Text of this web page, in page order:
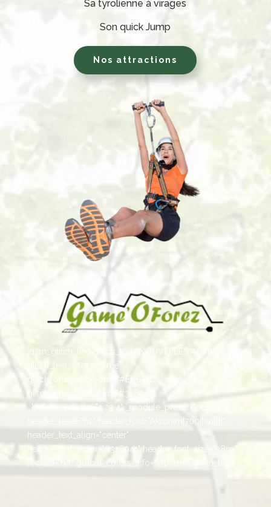
Sa tyrolienne à virages
Son quick Jump
Nos attractions
[dsm_glitch_text glitch_text="NOUVELLES ACTIVITéS"
glitch_text_effect="three"
glitch_one_color_one="#EC671C"
glitch_one_color_two="#316041"
_builder_version="4.23.4" _module_preset="default"
header_level="h2" header_font="Akronim|700||on|||||"
header_text_align="center"
header_text_color="#316041" header_font_size="38px"
locked="off" global_colors_info="{}"][/dsm_glitch_text]